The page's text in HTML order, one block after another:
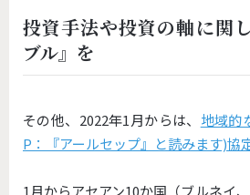
投資手法や投資の軸に関
ブル』を
その他、2022年1月からは、 地域的
P：『アールセップ』と読みます)協
1月からアセアン10か国（ブルネイ